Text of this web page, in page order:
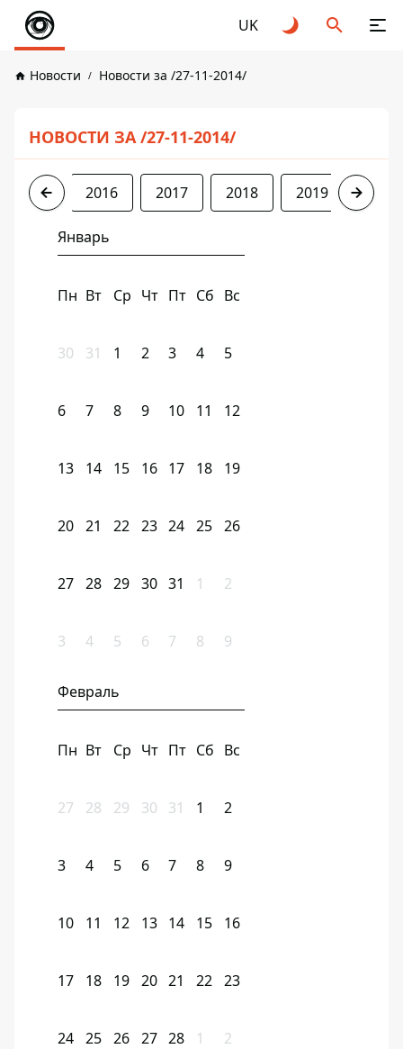
UK
Новости Новости за /27-11-2014/
НОВОСТИ ЗА /27-11-2014/
2014 2016 2017 2018 2019 2020
Январь
Пн Вт Ср Чт Пт Сб Вс
30 31 1 2 3 4 5
6 7 8 9 10 11 12
13 14 15 16 17 18 19
20 21 22 23 24 25 26
27 28 29 30 31 1 2
3 4 5 6 7 8 9
Февраль
Пн Вт Ср Чт Пт Сб Вс
27 28 29 30 31 1 2
3 4 5 6 7 8 9
10 11 12 13 14 15 16
17 18 19 20 21 22 23
24 25 26 27 28 1 2